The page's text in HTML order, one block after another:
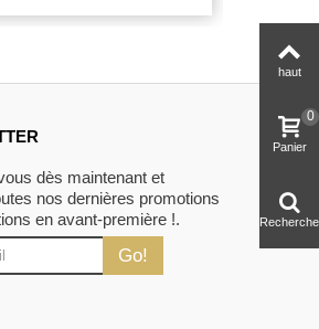
dès maintenant et
nos dernières promotions
en avant-première !.
Go!
haut
Panier
0